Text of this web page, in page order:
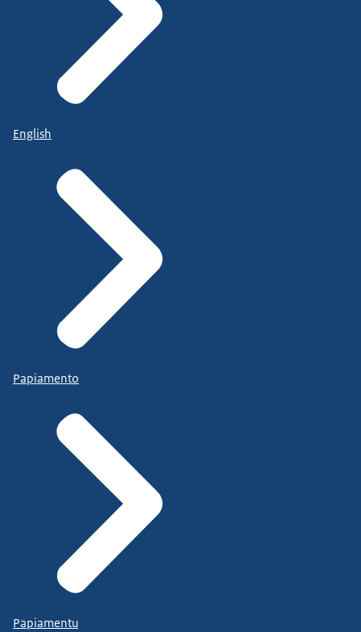
English
Papiamento
Papiamentu